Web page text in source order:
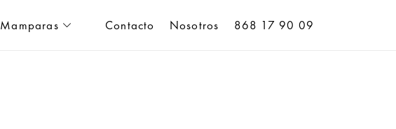
Mamparas Contacto Nosotros 868 17 90 09